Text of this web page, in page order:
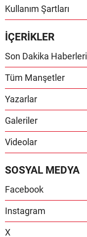
Kullanım Şartları
İÇERİKLER
Son Dakika Haberleri
Tüm Manşetler
Yazarlar
Galeriler
Videolar
SOSYAL MEDYA
Facebook
Instagram
X